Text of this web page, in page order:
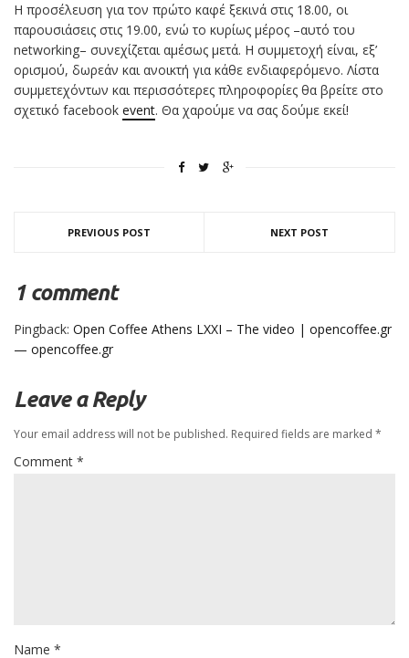
Η προσέλευση για τον πρώτο καφέ ξεκινά στις 18.00, οι
παρουσιάσεις στις 19.00, ενώ το κυρίως μέρος –αυτό του
networking– συνεχίζεται αμέσως μετά. Η συμμετοχή είναι, εξ’
ορισμού, δωρεάν και ανοικτή για κάθε ενδιαφερόμενο. Λίστα
συμμετεχόντων και περισσότερες πληροφορίες θα βρείτε στο
σχετικό facebook event. Θα χαρούμε να σας δούμε εκεί!
PREVIOUS POST NEXT POST
1 comment
Pingback: Open Coffee Athens LXXI – The video | opencoffee.gr
— opencoffee.gr
Leave a Reply
Your email address will not be published. Required fields are marked *
Comment *
Name *